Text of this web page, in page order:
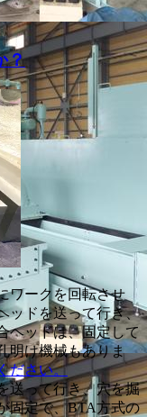
？
ワークを回転させ
ッドを送って行き、
ヘッドは、固定して
明け機械もありま
ださい。
送って行き、穴を掘
固定で、BTA方式の